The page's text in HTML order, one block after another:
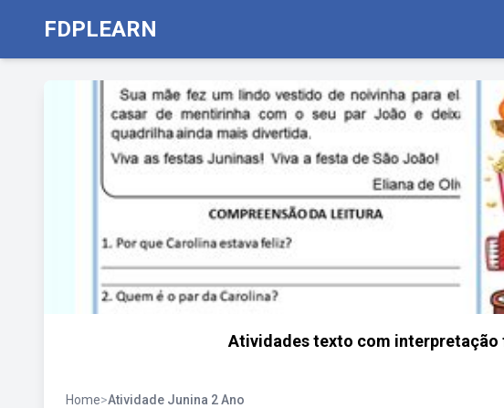
FDPLEARN
Atividades texto com interpretação
Home>Atividade Junina 2 Ano